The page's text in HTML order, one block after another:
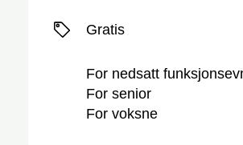
Gratis
For nedsatt
For senior
For voksne